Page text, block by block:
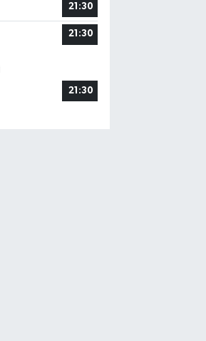
21:30
21:30
21:30